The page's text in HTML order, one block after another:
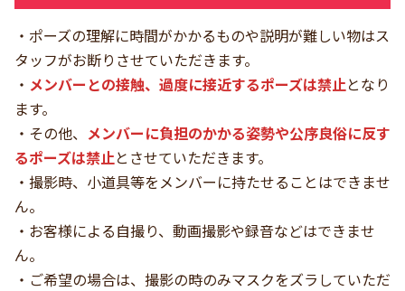
・ポーズの理解に時間がかかるものや説明が難しい物はス
タッフがお断りさせていただきます。
・ メンバーとの接触、過度に接近するポーズは禁止となり
ます。
・その他、 メンバーに負担のかかる姿勢や公序良俗に反す
るポーズは禁止とさせていただきます。
・撮影時、小道具等をメンバーに持たせることはできませ
ん。
・お客様による自撮り、動画撮影や録音などはできませ
ん。
・ご希望の場合は、撮影の時のみマスクをズラしていただ